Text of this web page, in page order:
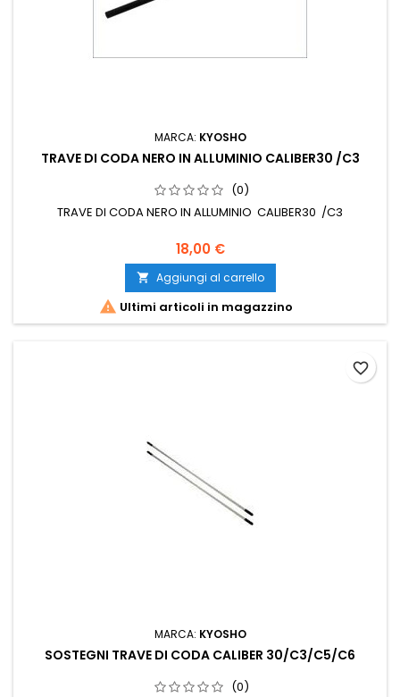
MARCA: KYOSHO
TRAVE DI CODA NERO IN ALLUMINIO CALIBER30 /C3
(0)
TRAVE DI CODA NERO IN ALLUMINIO CALIBER30 /C3
18,00 €
 Aggiungi al carrello
 Ultimi articoli in magazzino
MARCA: KYOSHO
SOSTEGNI TRAVE DI CODA CALIBER 30/C3/C5/C6
(0)
favorite_border